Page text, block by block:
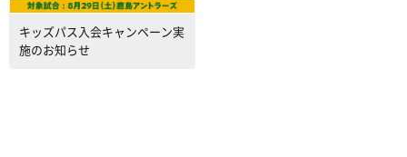
キッズパス入会キャンペーン実
施のお知らせ